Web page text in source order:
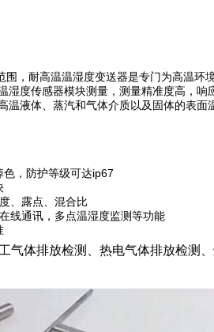
围，耐高温温湿度变送器是专门为高温
湿度传感器模块测量，测量精准度高，
液体、蒸汽和气体介质以及固体的表面
，防护等级可达ip67
、露点、混合比
线通讯，多点温湿度监测等功能
气体排放检测、热电气体排放检测